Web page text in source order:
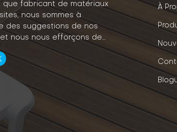
que fabricant de matériaux
nous sommes à
des suggestions de nos
nous nous efforçons de
leurs idées en un
mode de vie.
À